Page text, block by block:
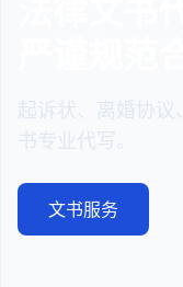
文书服务